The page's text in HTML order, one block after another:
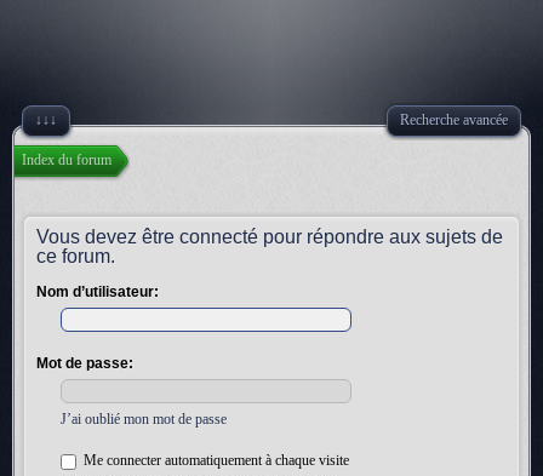
↓↓↓ Recherche avancée
Index du forum
Vous devez être connecté pour répondre aux sujets de
ce forum.
Nom d’utilisateur:
Mot de passe:
J’ai oublié mon mot de passe
Me connecter automatiquement à chaque visite